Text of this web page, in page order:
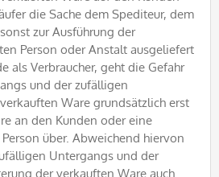
die Sache dem Spediteur, dem
zur Ausführung der
Person oder Anstalt ausgeliefert
als Verbraucher, geht die Gefahr
und der zufälligen
Ware grundsätzlich erst
an den Kunden oder eine
über. Abweichend hiervon
Untergangs und der
der verkauften Ware auch